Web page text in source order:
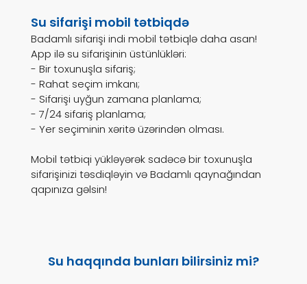
Su sifarişi mobil tətbiqdə
Badamlı sifarişi indi mobil tətbiqlə daha asan!
App ilə su sifarişinin üstünlükləri:
- Bir toxunuşla sifariş;
- Rahat seçim imkanı;
- Sifarişi uyğun zamana planlama;
- 7/24 sifariş planlama;
- Yer seçiminin xəritə üzərindən olması.
Mobil tətbiqi yükləyərək sadəcə bir toxunuşla
sifarişinizi təsdiqləyin və Badamlı qaynağından
qapınıza gəlsin!
Su haqqında bunları bilirsiniz mi?